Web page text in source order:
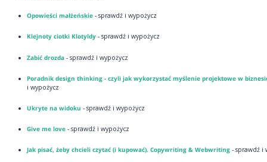
Opowieści małżeńskie- sprawdź i wypożycz
Klejnoty ciotki Klotyldy- sprawdź i wypożycz
Zabić drozda- sprawdź i wypożycz
Poradnik design thinking - czyli jak wykorzystać myślenie projektowe w
i wypożycz
Ukryte na widoku - sprawdź i wypożycz
Give me love- sprawdź i wypożycz
Jak pisać, żeby chcieli czytać (i kupować). Copywriting & Webwriting- sprawdź i